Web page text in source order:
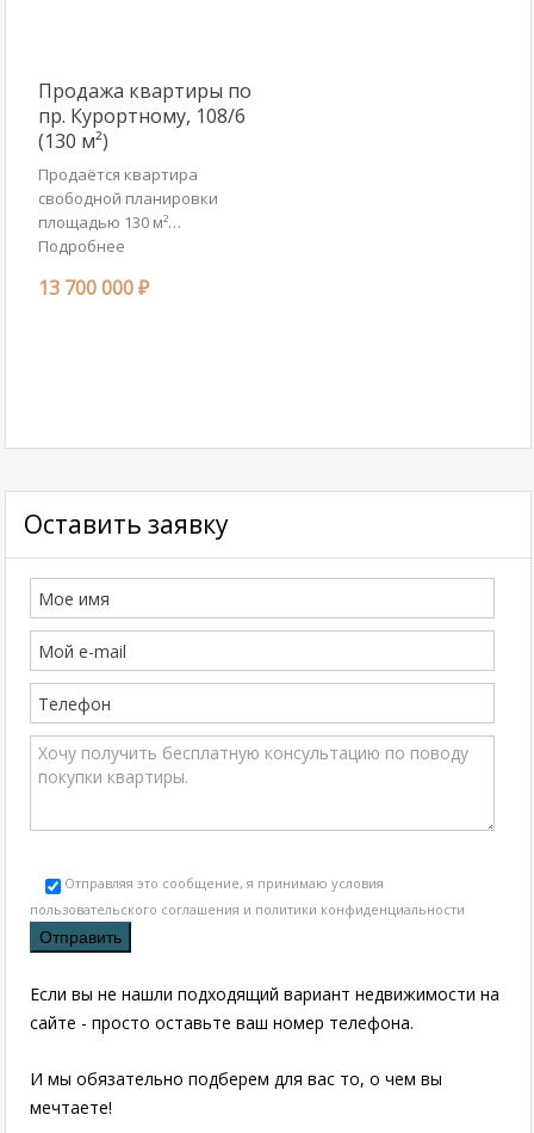
Продажа квартиры по
пр. Курортному, 108/6
(130 м²)
Продаётся квартира
свободной планировки
площадью 130 м²…
Подробнее
13 700 000 ₽
Оставить заявку
Отправляя это сообщение, я принимаю условия
пользовательского соглашения и политики конфиденциальности
Если вы не нашли подходящий вариант недвижимости на
сайте - просто оставьте ваш номер телефона.
И мы обязательно подберем для вас то, о чем вы
мечтаете!